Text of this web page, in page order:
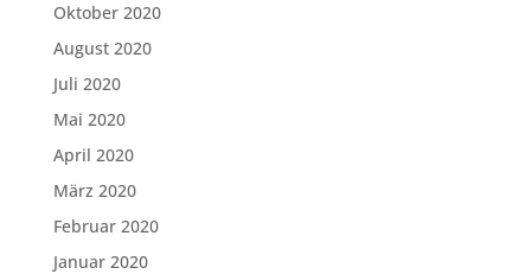
Oktober 2020
August 2020
Juli 2020
Mai 2020
April 2020
März 2020
Februar 2020
Januar 2020